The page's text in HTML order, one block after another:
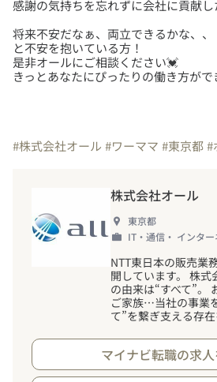
将来不安だなぁ、両立できるかな、、
と不安を抱いている方！
是非オールにご相談ください💓
きっとあなたにぴったりの働き方がで
#株式会社オール #ワーママ #東京都#
株式会社オール
東京都
IT・通信・ インター
NTT東日本の販売業
開しています。 株
の由来は“すべて”。
ご家族…当社の事業
て”を繋ぎ支える存在
マイナビ転職の求